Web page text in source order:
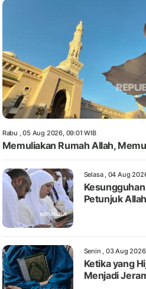
Rabu , 05 Aug 2026, 09:01 WIB
Memuliakan Rumah Allah,
Selasa , 04 Aug
Petunjuk Allah
Senin , 03 Aug
Ketika yang
Menjadi